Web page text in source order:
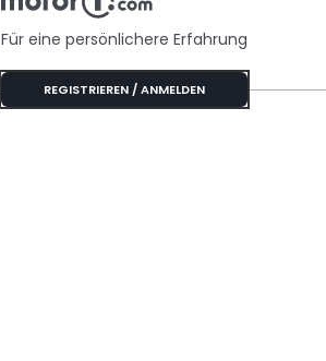
Specials
Für eine persönlichere Erfahrung
REGISTRIEREN / ANMELDEN